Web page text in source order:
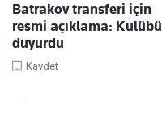
Batrakov transferi için
resmi açıklama: Kulübü
duyurdu
Kaydet